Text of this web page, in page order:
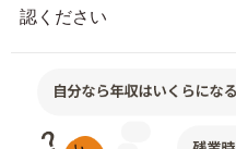
認ください